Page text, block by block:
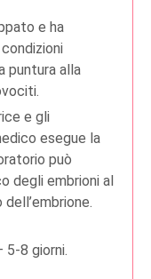
e ha
puntura alla
e gli
esegue la
può
degli embrioni al
5-8 giorni.